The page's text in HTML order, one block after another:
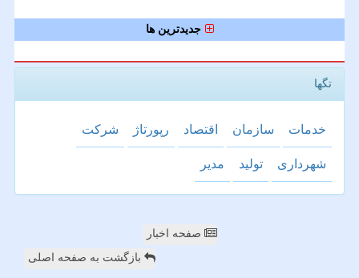
جدیدترین ها
تگها
خدمات سازمان اقتصاد رپورتاژ شركت
شهرداری تولید مدیر
صفحه اخبار
بازگشت به صفحه اصلی